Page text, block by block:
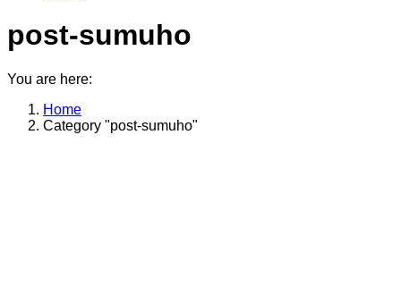
post-sumuho
You are here:
Home
Category "post-sumuho"